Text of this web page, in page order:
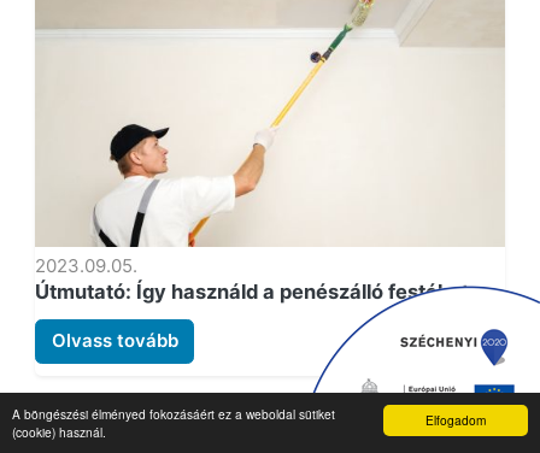
Elfogadom
A böngészési élményed fokozásáért ez a weboldal sütiket
(cookie) használ.
2023.09.05.
Útmutató: Így használd a penészálló festéket
Olvass tovább